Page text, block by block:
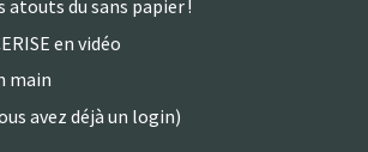
atouts du sans papier !
en vidéo
main
avez déjà un login)